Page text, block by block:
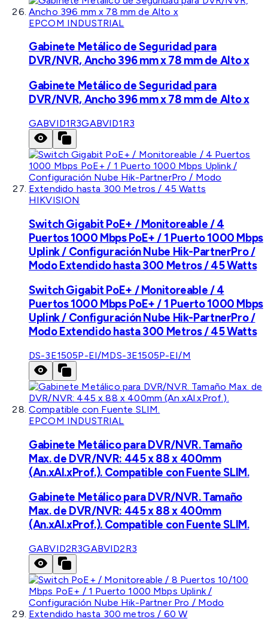
EPCOM INDUSTRIAL
Gabinete Metálico de Seguridad para
DVR/NVR, Ancho 396 mm x 78 mm de Alto x
Gabinete Metálico de Seguridad para
DVR/NVR, Ancho 396 mm x 78 mm de Alto x
GABVID1R3GABVID1R3
HIKVISION
Switch Gigabit PoE+ / Monitoreable / 4
Puertos 1000 Mbps PoE+ / 1 Puerto 1000 Mbps
Uplink / Configuración Nube Hik-PartnerPro /
Modo Extendido hasta 300 Metros / 45 Watts
Switch Gigabit PoE+ / Monitoreable / 4
Puertos 1000 Mbps PoE+ / 1 Puerto 1000 Mbps
Uplink / Configuración Nube Hik-PartnerPro /
Modo Extendido hasta 300 Metros / 45 Watts
DS-3E1505P-EI/MDS-3E1505P-EI/M
EPCOM INDUSTRIAL
Gabinete Metálico para DVR/NVR. Tamaño
Max. de DVR/NVR: 445 x 88 x 400mm
(An.xAl.xProf.). Compatible con Fuente SLIM.
Gabinete Metálico para DVR/NVR. Tamaño
Max. de DVR/NVR: 445 x 88 x 400mm
(An.xAl.xProf.). Compatible con Fuente SLIM.
GABVID2R3GABVID2R3